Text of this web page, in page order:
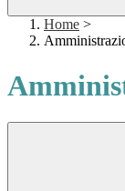
Home >